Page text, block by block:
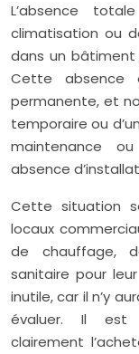
L’absence
climatisation ou
dans un bâtiment
Cette absence
permanente, et
temporaire ou
maintenance
absence
Cette situation
locaux
de chauffage,
sanitaire pour
inutile, car il n’y
évaluer. Il est
clairement